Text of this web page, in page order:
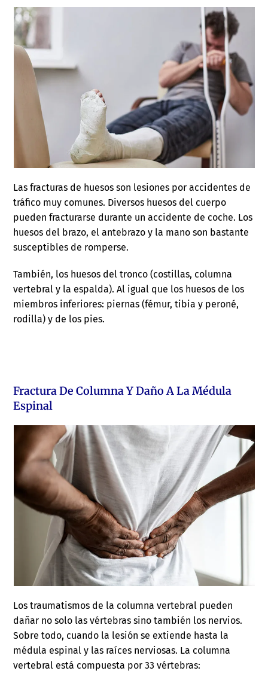
Las fracturas de huesos son lesiones por accidentes de
tráfico muy comunes. Diversos huesos del cuerpo
pueden fracturarse durante un accidente de coche. Los
huesos del brazo, el antebrazo y la mano son bastante
susceptibles de romperse.
También, los huesos del tronco (costillas, columna
vertebral y la espalda). Al igual que los huesos de los
miembros inferiores: piernas (fémur, tibia y peroné,
rodilla) y de los pies.
Fractura De Columna Y Daño A La Médula
Espinal
Los traumatismos de la columna vertebral pueden
dañar no solo las vértebras sino también los nervios.
Sobre todo, cuando la lesión se extiende hasta la
médula espinal y las raíces nerviosas. La columna
vertebral está compuesta por 33 vértebras: